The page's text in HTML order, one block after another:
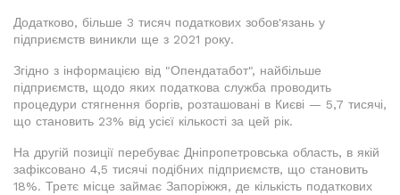
Додатково, більше 3 тисяч податкових зобов'язань у
підприємств виникли ще з 2021 року.
Згідно з інформацією від "Опендатабот", найбільше
підприємств, щодо яких податкова служба проводить
процедури стягнення боргів, розташовані в Києві — 5,7 тисячі,
що становить 23% від усієї кількості за цей рік.
На другій позиції перебуває Дніпропетровська область, в якій
зафіксовано 4,5 тисячі подібних підприємств, що становить
18%. Третє місце займає Запоріжжя, де кількість податкових